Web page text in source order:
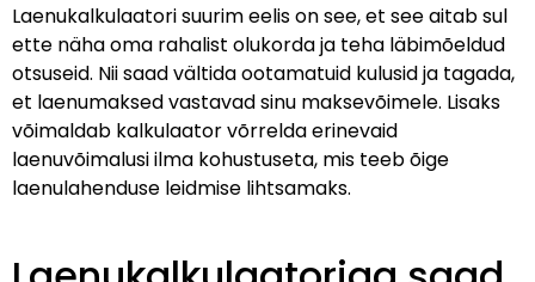
Laenukalkulaatori suurim eelis on see, et see aitab sul
ette näha oma rahalist olukorda ja teha läbimõeldud
otsuseid. Nii saad vältida ootamatuid kulusid ja tagada,
et laenumaksed vastavad sinu maksevõimele. Lisaks
võimaldab kalkulaator võrrelda erinevaid
laenuvõimalusi ilma kohustuseta, mis teeb õige
laenulahenduse leidmise lihtsamaks.